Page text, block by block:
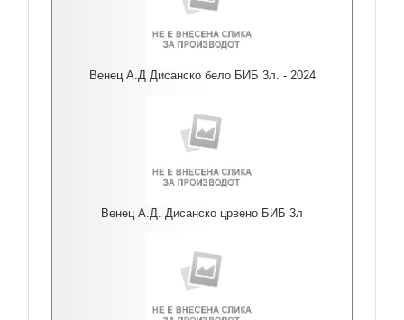
Венец А.Д Дисанско бело БИБ 3л. - 2024
Венец А.Д. Дисанско црвено БИБ 3л